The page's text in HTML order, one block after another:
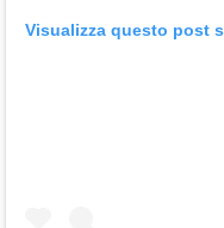
Visualizza questo post